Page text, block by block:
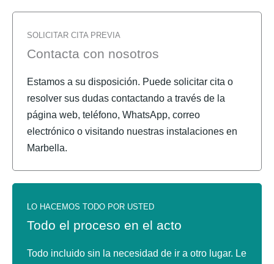
SOLICITAR CITA PREVIA
Contacta con nosotros
Estamos a su disposición. Puede solicitar cita o
resolver sus dudas contactando a través de la
página web, teléfono, WhatsApp, correo
electrónico o visitando nuestras instalaciones en
Marbella.
LO HACEMOS TODO POR USTED
Todo el proceso en el acto
Todo incluido sin la necesidad de ir a otro lugar. Le